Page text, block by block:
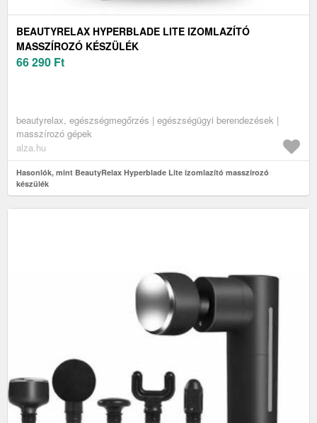
BEAUTYRELAX HYPERBLADE LITE IZOMLAZÍTÓ
MASSZÍROZÓ KÉSZÜLÉK
66 290 Ft
beautyrelax, egészségmegőrzés | egészségügyi berendezések |
masszírozó gépek
alza.hu
Hasonlók, mint BeautyRelax Hyperblade Lite izomlazító masszírozó
készülék